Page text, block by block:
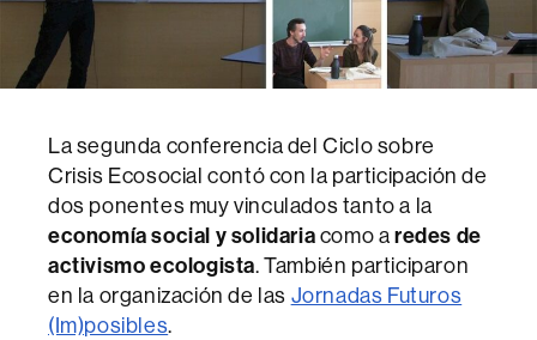
La segunda conferencia del Ciclo sobre
Crisis Ecosocial contó con la participación de
dos ponentes muy vinculados tanto a la
economía social y solidariacomo aredes de
activismo ecologista. También participaron
en la organización de las Jornadas Futuros
(Im)posibles.